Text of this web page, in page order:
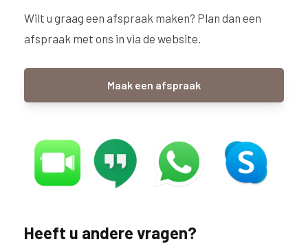
Wilt u graag een afspraak maken? Plan dan een
afspraak met ons in via de website.
Maak een afspraak
Heeft u andere vragen?